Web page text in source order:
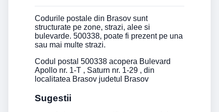
Codurile postale din Brasov sunt
structurate pe zone, strazi, alee si
bulevarde. 500338, poate fi prezent pe una
sau mai multe strazi.
Codul postal 500338 acopera Bulevard
Apollo nr. 1-T , Saturn nr. 1-29 , din
localitatea Brasov judetul Brasov
Sugestii